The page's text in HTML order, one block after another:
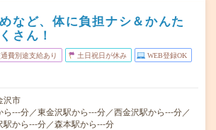
など、体に負担ナシ＆かんた
さん！
費別途支給あり 土日祝日が休み WEB登録OK
沢市
ら---分／東金沢駅から---分／西金沢駅から---分／
駅から---分／森本駅から---分